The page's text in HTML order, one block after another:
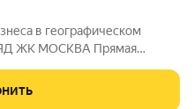
в географическом
ЖК МОСКВА Прямая
сопровождение
дорогим ремонтом.